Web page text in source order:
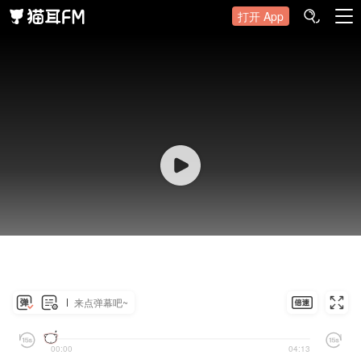
打开 App
来点弹幕吧~
00:00 04:13